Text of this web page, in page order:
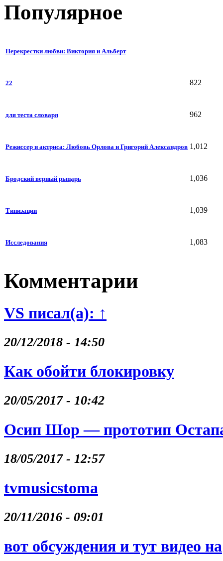
Популярное
Перекрестки любви: Виктория и Альберт
22 822
для теста словаря 962
Режиссер и актриса: Любовь Орлова и Григорий Александров 1,012
Бродский верный рыцарь 1,036
Типизации 1,039
Исследования 1,083
Комментарии
VS писал(а): ↑
20/12/2018 - 14:50
Как обойти блокировку
20/05/2017 - 10:42
Осип Шор — прототип
18/05/2017 - 12:57
tvmusicstoma
20/11/2016 - 09:01
вот обсуждения и тут видео на